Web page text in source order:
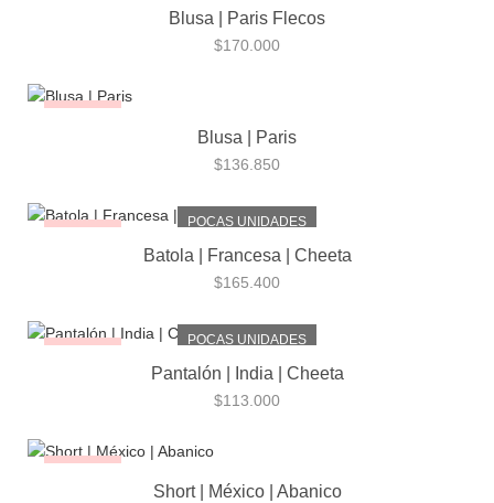
Blusa | Paris Flecos
$170.000
Blusa | Paris
$136.850
POCAS UNIDADES
Batola | Francesa | Cheeta
$165.400
POCAS UNIDADES
Pantalón | India | Cheeta
$113.000
Short | México | Abanico